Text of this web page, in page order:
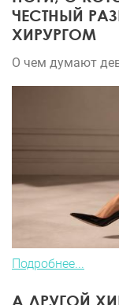
ЧЕСТНЫЙ
ХИРУРГОМ
О чем думают
Подробнее...
А ДРУГОЙ